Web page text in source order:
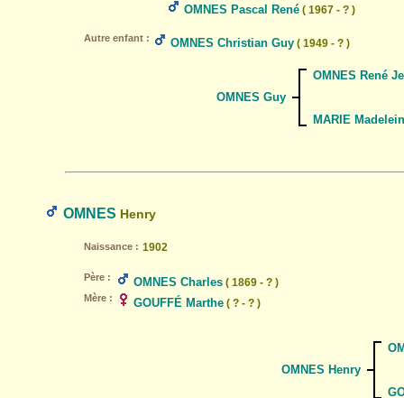
OMNES Pascal René ( 1967 - ? )
Autre enfant : OMNES Christian Guy ( 1949 - ? )
OMNES Guy
OMNES René
MARIE
OMNES Henry
Naissance : 1902
Père : OMNES Charles ( 1869 - ? )
Mère : GOUFFÉ Marthe ( ? - ? )
OMNES Henry